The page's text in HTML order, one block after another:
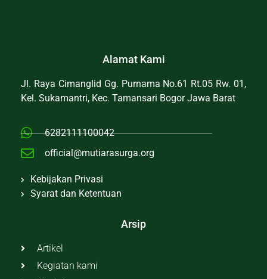
Alamat Kami
Jl. Raya Cimanglid Gg. Purnama No.61 Rt.05 Rw. 01,
Kel. Sukamantri, Kec. Tamansari Bogor Jawa Barat
6282111100042
official@mutiarasurga.org
Kebijakan Privasi
Syarat dan Ketentuan
Arsip
Artikel
Kegiatan kami